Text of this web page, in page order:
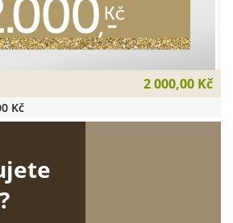
2 000,00 Kč
Kč